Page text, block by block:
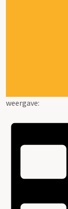
weergave: